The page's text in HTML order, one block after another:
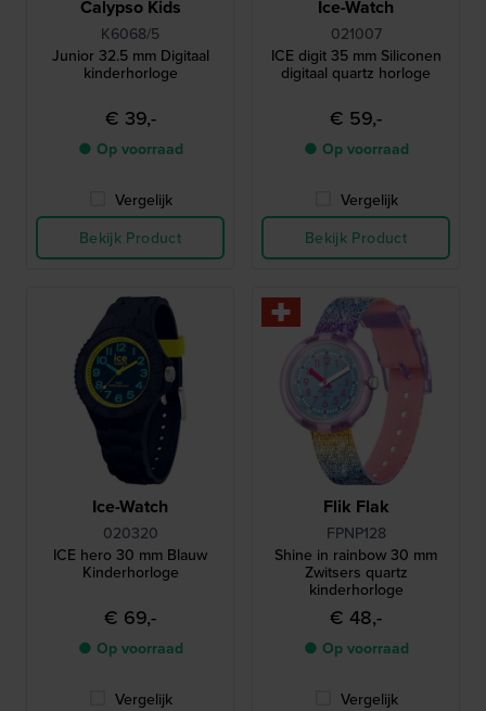
Calypso Kids
K6068/5
Junior 32.5 mm Digitaal
kinderhorloge
€ 39,-
● Op voorraad
Vergelijk
Bekijk Product
Ice-Watch
021007
ICE digit 35 mm Siliconen
digitaal quartz horloge
€ 59,-
● Op voorraad
Vergelijk
Bekijk Product
Ice-Watch
020320
ICE hero 30 mm Blauw
Kinderhorloge
€ 69,-
● Op voorraad
Vergelijk
Flik Flak
FPNP128
Shine in rainbow 30 mm
Zwitsers quartz
kinderhorloge
€ 48,-
● Op voorraad
Vergelijk